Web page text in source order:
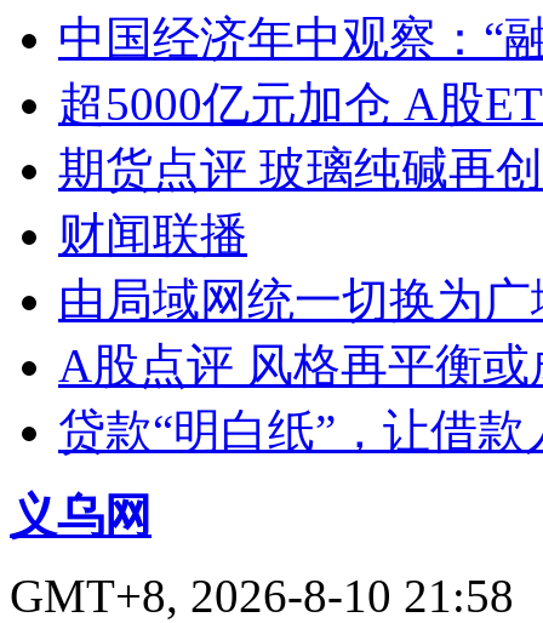
中国经济年中观察：“
超5000亿元加仓 A股
期货点评 玻璃纯碱再
财闻联播
由局域网统一切换为
A股点评 风格再平衡或
贷款“明白纸”，让借款
义乌网
GMT+8, 2026-8-10 21:58